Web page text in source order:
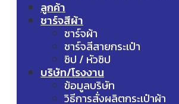
ลูกค้า
ชาร์จสีผ้า
ชาร์จผ้า
ชาร์จสีสายกระเป๋า
ซิป / หัวซิป
บริษัท/โรงงาน
ข้อมูลบริษัท
วิธีการสั่งผลิตกระเป๋าผ้า